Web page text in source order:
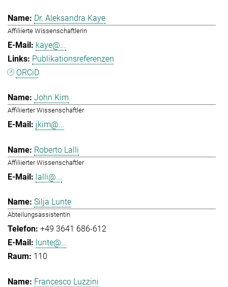
Dr. Aleksandra Kaye
Affiliierte Wissenschaftlerin
kaye@...
Publikationsreferenzen
ORCiD
John Kim
Affiliierter Wissenschaftler
jkim@...
Roberto Lalli
Affiliierter Wissenschaftler
lalli@...
Silja Lunte
Abteilungsassistentin
+49 3641 686-612
lunte@...
110
Francesco Luzzini